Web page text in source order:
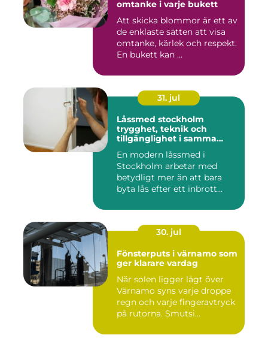
omtanke i varje bukett
Att skicka blommor är ett av
de enklaste sätten att visa
omtanke, kärlek och respekt.
En bukett kan ...
31. jul
Låssmed stockholm
trygghet, teknik och
tillgänglighet i samma
En modern låssmed i
Stockholm arbetar med
betydligt mer än att bara
byta lås efter ett inbrott
30. jul
Fönsterputs i värnamo som
ger klarare vardag
När solen ligger lågt över
Värnamo syns varje droppe
regn och varje fingeravtryck
på rutorna. Smutsi...